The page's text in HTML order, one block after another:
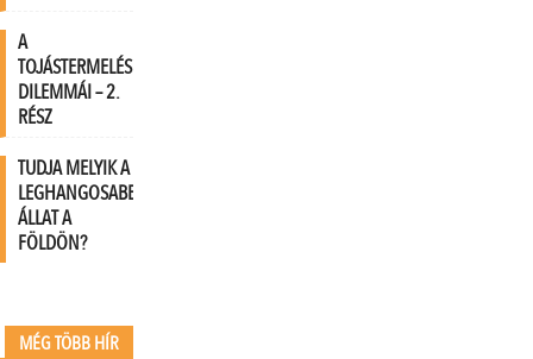
A
TOJÁSTERMELÉS
DILEMMÁI – 2.
RÉSZ
TUDJA MELYIK A
LEGHANGOSABB
ÁLLAT A
FÖLDÖN?
MÉG TÖBB HÍR